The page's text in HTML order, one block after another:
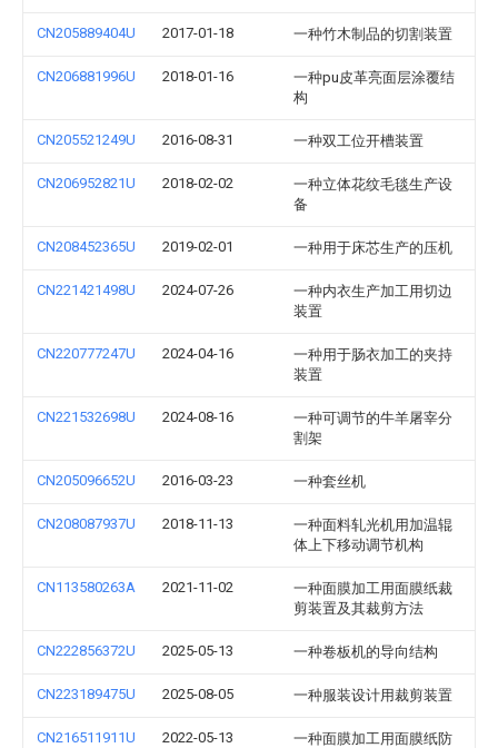
CN205889404U 2017-01-18 一种竹木制品的切割装置
CN206881996U 2018-01-16
一种pu皮革亮面层涂覆结
构
CN205521249U 2016-08-31 一种双工位开槽装置
CN206952821U 2018-02-02
一种立体花纹毛毯生产设
备
CN208452365U 2019-02-01 一种用于床芯生产的压机
CN221421498U 2024-07-26
一种内衣生产加工用切边
装置
CN220777247U 2024-04-16
一种用于肠衣加工的夹持
装置
CN221532698U 2024-08-16
一种可调节的牛羊屠宰分
割架
CN205096652U 2016-03-23 一种套丝机
CN208087937U 2018-11-13
一种面料轧光机用加温辊
体上下移动调节机构
CN113580263A 2021-11-02
一种面膜加工用面膜纸裁
剪装置及其裁剪方法
CN222856372U 2025-05-13 一种卷板机的导向结构
CN223189475U 2025-08-05 一种服装设计用裁剪装置
CN216511911U 2022-05-13
一种面膜加工用面膜纸防